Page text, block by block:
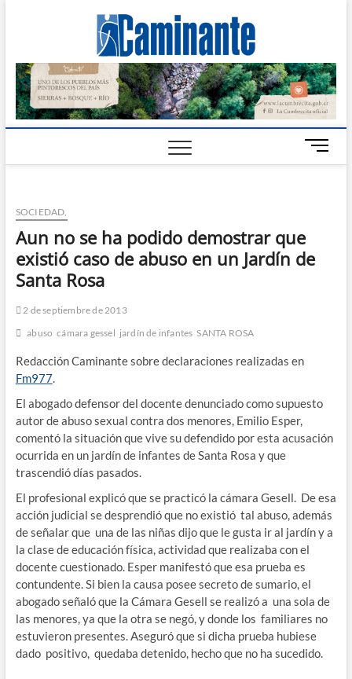
Digital
CALAMUCHITA
B
o
m
SOCIEDAD,
Aun no se ha podido demostrar que
existió caso de abuso en un Jardín de
Santa Rosa
2 de septiembre de 2013
abuso cámara gessel jardín de infantes SANTA ROSA
Redacción Caminante sobre declaraciones realizadas en
Fm977.
El abogado defensor del docente denunciado como supuesto
autor de abuso sexual contra dos menores, Emilio Esper,
comentó la situación que vive su defendido por esta acusación
ocurrida en un jardín de infantes de Santa Rosa y que
trascendió días pasados.
El profesional explicó que se practicó la cámara Gesell. De esa
acción judicial se desprendió que no existió tal abuso, además
de señalar que una de las niñas dijo que le gusta ir al jardín y a
la clase de educación física, actividad que realizaba con el
docente cuestionado. Esper manifestó que esa prueba es
contundente. Si bien la causa posee secreto de sumario, el
abogado señaló que la Cámara Gesell se realizó a una sola de
las menores, ya que la otra se negó, y donde los familiares no
estuvieron presentes. Aseguró que si dicha prueba hubiese
dado positivo, quedaba detenido, hecho que no ha sucedido.